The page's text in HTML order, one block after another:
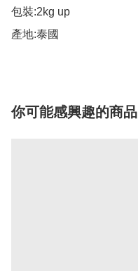
包裝:2kg up
產地:泰國
你可能感興趣的商品